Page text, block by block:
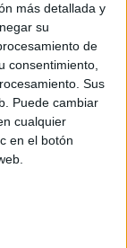
más detallada y
su
de
consentimiento,
Sus
Puede cambiar
cualquier
en el botón